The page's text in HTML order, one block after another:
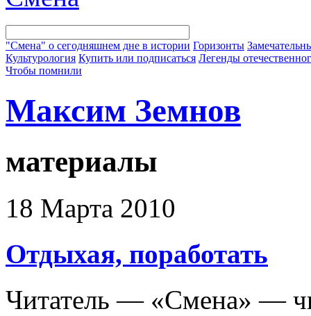
"Смена" о сегодняшнем дне в истории Горизонты
Культурология Купить или подписаться Легенды
Чтобы помнили
Максим Земнов
материалы
18 Марта 2010
Отдыхая, поработать
Читатель — «Смена» —